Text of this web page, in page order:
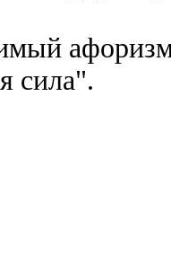
афоризм:
сила".